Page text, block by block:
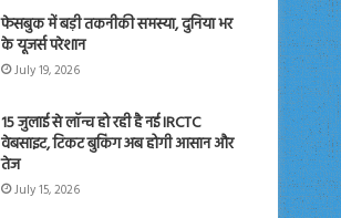
फेसबुक में बड़ी तकनीकी समस्या, दुनिया भर
के यूजर्स परेशान
July 19, 2026
15 जुलाई से लॉन्च हो रही है नई IRCTC
वेबसाइट, टिकट बुकिंग अब होगी आसान और
तेज
July 15, 2026